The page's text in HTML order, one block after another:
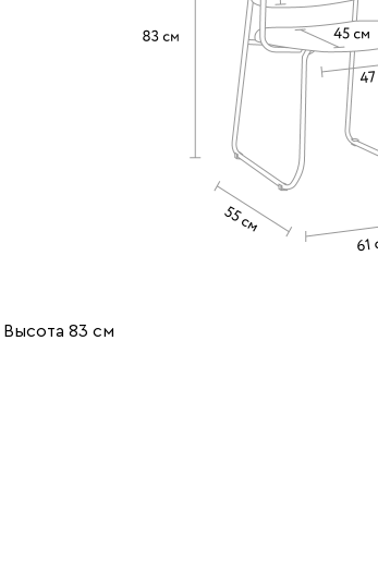
Высота 83 см